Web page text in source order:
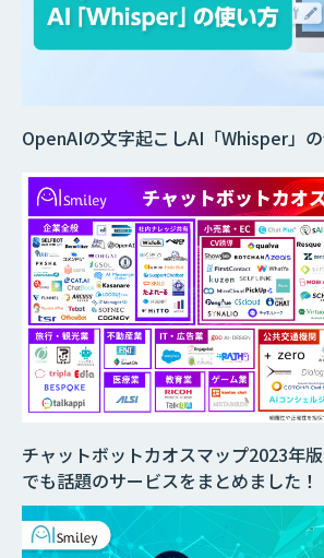
チャットボットカオスマップ2023年
でも話題のサービスをまとめました！
OpenAIの文字起こしAI「Whisper」